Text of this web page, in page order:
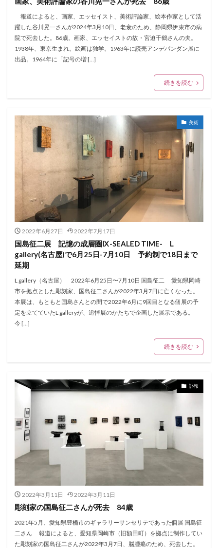
報道によると、画家、エッセイスト、美術評論家、絵本作家として活
躍した谷川晃一さんが2024年3月10日、老衰のため、静岡県伊東市の病
院で死去した。86歳。画家、エッセイストの故・宮迫千鶴さんの夫。
1938年、東京生まれ。絵画は独学。1963年に読売アンデパンダン展に
出品。1964年に「記号の増 […]
続きを読む
美術
2022年6月27日 2022年7月17日
国島征二展 記憶の成層圏Ⅸ-SEALED TIME- L
gallery(名古屋)で6月25日-7月10日 予約制で18日まで
延期
L gallery（名古屋） 2022年6月25日〜7月10日 国島征二 愛知県岡崎
市を拠点とした彫刻家、国島征二さんが2022年3月7日に亡くなった。
本展は、もともと国島さんとの間で2022年6月に9回目となる個展の予
定を立てていたL galleryが、追悼展のかたちで企画した展示である。
今 […]
続きを読む
訃報
2022年3月11日 2022年3月11日
彫刻家の国島征二さんが死去 84歳
2021年5月、愛知県豊橋市のギャラリーサンセリテであった個展 国島征
二さん 報道によると、愛知県岡崎市（旧額田町）を拠点に制作してい
た彫刻家の国島征二さんが2022年3月7日、脳腫瘍のため、死去した。